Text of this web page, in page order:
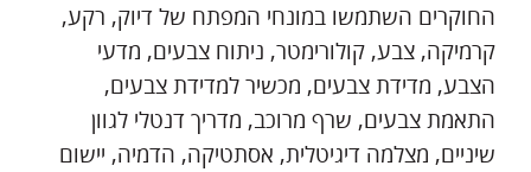
החוקרים השתמשו במונחי המפתח של דיוק, רקע,
קרמיקה, צבע, קולורימטר, ניתוח צבעים, מדעי
הצבע, מדידת צבעים, מכשיר למדידת צבעים,
התאמת צבעים, שרף מרוכב, מדריך דנטלי לגוון
שיניים, מצלמה דיגיטלית, אסתטיקה, הדמיה, יישום